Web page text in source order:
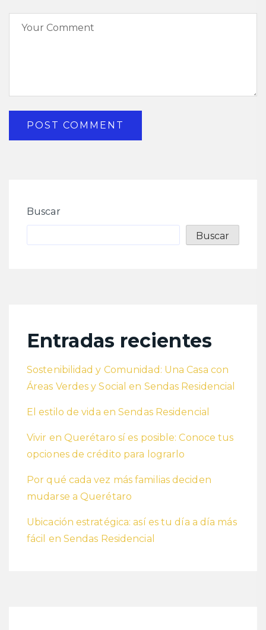
Buscar
Buscar
Entradas recientes
Sostenibilidad y Comunidad: Una Casa con
Áreas Verdes y Social en Sendas Residencial
El estilo de vida en Sendas Residencial
Vivir en Querétaro sí es posible: Conoce tus
opciones de crédito para lograrlo
Por qué cada vez más familias deciden
mudarse a Querétaro
Ubicación estratégica: así es tu día a día más
fácil en Sendas Residencial